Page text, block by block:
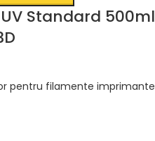
Standard 500ml